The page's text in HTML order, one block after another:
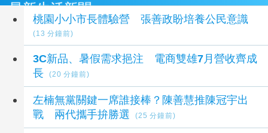
最新生活新聞
桃園小小市長體驗營 張善政盼培養公民意識
(13 分鐘前)
3C新品、暑假需求挹注 電商雙雄7月營收齊成
長
(20 分鐘前)
左楠無黨關鍵一席誰接棒？陳善慧推陳冠宇出
戰 兩代攜手拚勝選
(25 分鐘前)